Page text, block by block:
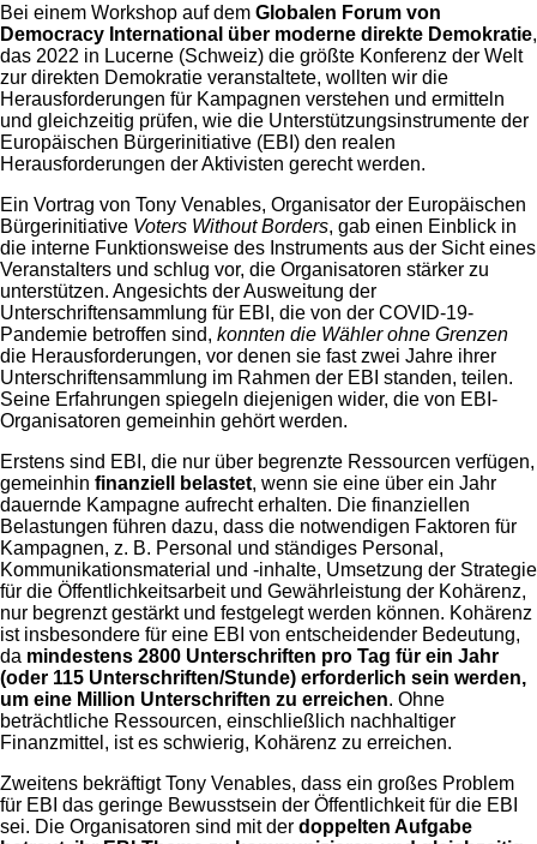
Bei einem Workshop auf dem Globalen Forum von
Democracy International über moderne direkte Demokratie,
das 2022 in Lucerne (Schweiz) die größte Konferenz der Welt
zur direkten Demokratie veranstaltete, wollten wir die
Herausforderungen für Kampagnen verstehen und ermitteln
und gleichzeitig prüfen, wie die Unterstützungsinstrumente der
Europäischen Bürgerinitiative (EBI) den realen
Herausforderungen der Aktivisten gerecht werden.
Ein Vortrag von Tony Venables, Organisator der Europäischen
Bürgerinitiative Voters Without Borders, gab einen Einblick in
die interne Funktionsweise des Instruments aus der Sicht eines
Veranstalters und schlug vor, die Organisatoren stärker zu
unterstützen. Angesichts der Ausweitung der
Unterschriftensammlung für EBI, die von der COVID-19-
Pandemie betroffen sind, konnten die Wähler ohne Grenzen
die Herausforderungen, vor denen sie fast zwei Jahre ihrer
Unterschriftensammlung im Rahmen der EBI standen, teilen.
Seine Erfahrungen spiegeln diejenigen wider, die von EBI-
Organisatoren gemeinhin gehört werden.
Erstens sind EBI, die nur über begrenzte Ressourcen verfügen,
gemeinhin finanziell belastet, wenn sie eine über ein Jahr
dauernde Kampagne aufrecht erhalten. Die finanziellen
Belastungen führen dazu, dass die notwendigen Faktoren für
Kampagnen, z. B. Personal und ständiges Personal,
Kommunikationsmaterial und -inhalte, Umsetzung der Strategie
für die Öffentlichkeitsarbeit und Gewährleistung der Kohärenz,
nur begrenzt gestärkt und festgelegt werden können. Kohärenz
ist insbesondere für eine EBI von entscheidender Bedeutung,
da mindestens 2800 Unterschriften pro Tag für ein Jahr
(oder 115 Unterschriften/Stunde) erforderlich sein werden,
um eine Million Unterschriften zu erreichen. Ohne
beträchtliche Ressourcen, einschließlich nachhaltiger
Finanzmittel, ist es schwierig, Kohärenz zu erreichen.
Zweitens bekräftigt Tony Venables, dass ein großes Problem
für EBI das geringe Bewusstsein der Öffentlichkeit für die EBI
sei. Die Organisatoren sind mit der doppelten Aufgabe